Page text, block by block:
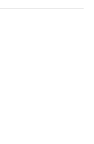
location de